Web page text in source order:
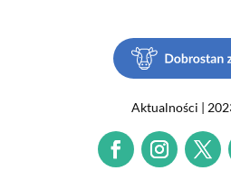
Aktualności |